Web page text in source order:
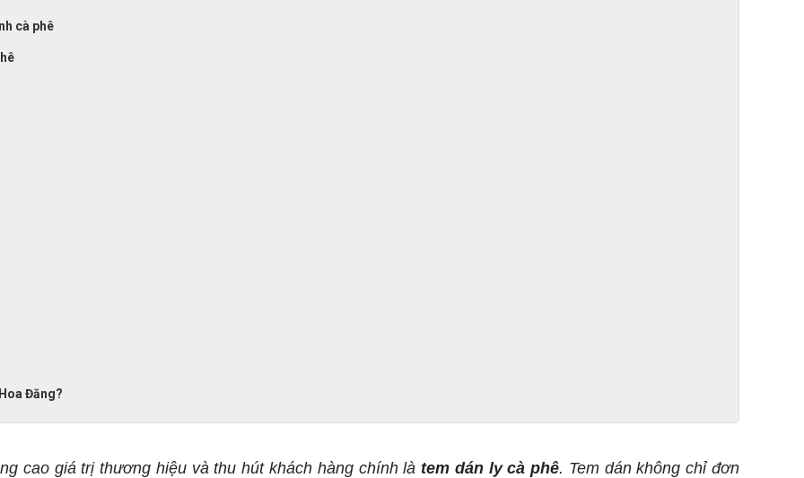
cà phê
Đăng?
cao giá trị thương hiệu và thu hút khách hàng chính làtem dán ly cà phê. Tem dán không chỉ đơn